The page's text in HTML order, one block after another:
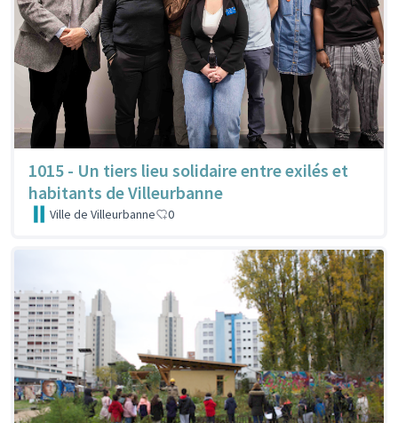
1015 - Un tiers lieu solidaire entre exilés et
habitants de Villeurbanne
Ville de Villeurbanne 0